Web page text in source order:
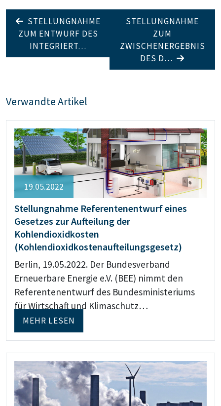
STELLUNGNAHME
ZUM ENTWURF DES
INTEGRIERT…
STELLUNGNAHME
ZUM
ZWISCHENERGEBNIS
DES D…
Verwandte Artikel
19.05.2022
Stellungnahme Referentenentwurf eines
Gesetzes zur Aufteilung der
Kohlendioxidkosten
(Kohlendioxidkostenaufteilungsgesetz)
Berlin, 19.05.2022. Der Bundesverband
Erneuerbare Energie e.V. (BEE) nimmt den
Referentenentwurf des Bundesministeriums
für Wirtschaft und Klimaschutz…
MEHR LESEN